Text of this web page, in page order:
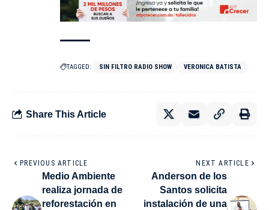
TAGGED: SIN FILTRO RADIO SHOW VERONICA BATISTA
Share This Article
PREVIOUS ARTICLE
Medio Ambiente
realiza jornada de
reforestación en
NEXT ARTICLE
Anderson de los
Santos solicita
instalación de una